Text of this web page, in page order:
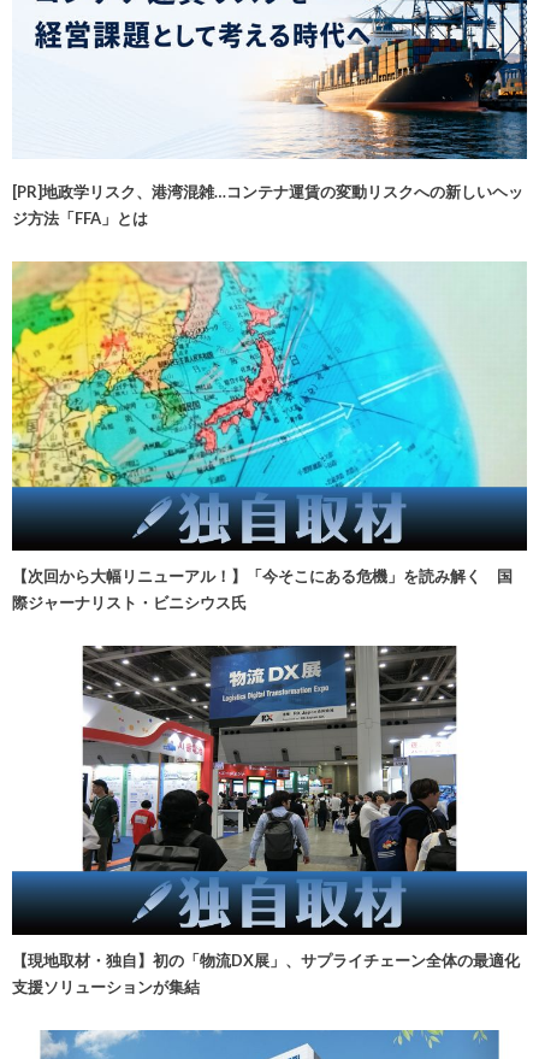
[PR]地政学リスク、港湾混雑…コンテナ運賃の変動リスクへの新しいヘッ
ジ方法「FFA」とは
【次回から大幅リニューアル！】「今そこにある危機」を読み解く 国
際ジャーナリスト・ビニシウス氏
【現地取材・独自】初の「物流DX展」、サプライチェーン全体の最適化
支援ソリューションが集結